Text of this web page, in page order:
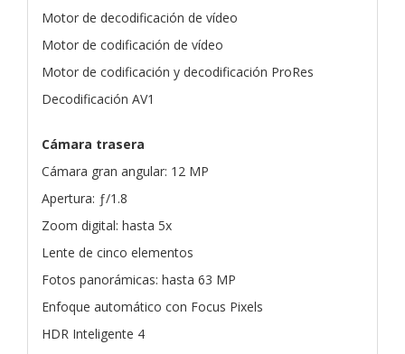
Motor de decodificación de vídeo
Motor de codificación de vídeo
Motor de codificación y decodificación ProRes
Decodificación AV1
Cámara trasera
Cámara gran angular: 12 MP
Apertura: ƒ/1.8
Zoom digital: hasta 5x
Lente de cinco elementos
Fotos panorámicas: hasta 63 MP
Enfoque automático con Focus Pixels
HDR Inteligente 4